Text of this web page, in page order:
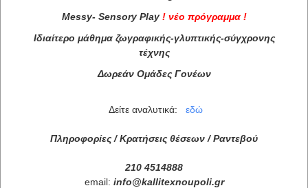
Messy- Sensory Play ! νέο πρόγραμμα !
Ιδιαίτερο μάθημα ζωγραφικής-γλυπτικής-σύγχρονης
τέχνης
Δωρεάν Ομάδες Γονέων
Δείτε αναλυτικά: εδώ
Πληροφορίες / Κρατήσεις θέσεων / Ραντεβού
210 4514888
email: info@kallitexnoupoli.gr